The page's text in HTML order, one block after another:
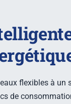
flexibles à un
de